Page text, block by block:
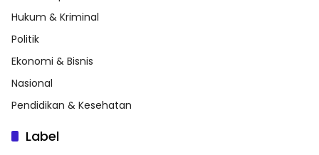
Hukum & Kriminal
Politik
Ekonomi & Bisnis
Nasional
Pendidikan & Kesehatan
Label